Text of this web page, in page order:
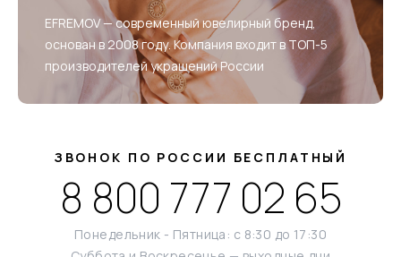
EFREMOV — современный ювелирный бренд,
основан в 2008 году. Компания входит в ТОП-5
производителей украшений России
ЗВОНОК ПО РОССИИ БЕСПЛАТНЫЙ
8 800 777 02 65
Понедельник - Пятница: с 8:30 до 17:30